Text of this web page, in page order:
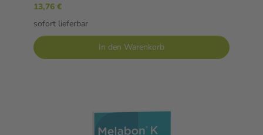
13,76 €
sofort lieferbar
In den Warenkorb